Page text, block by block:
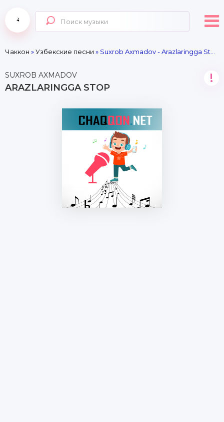
Чаккон »Узбекские песни » Suxrob Axmadov - Arazlaringga Stop
SUXROB AXMADOV
ARAZLARINGGA STOP
!